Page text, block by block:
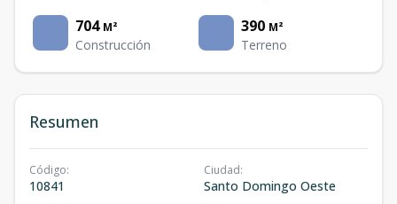
704 M²
Construcción
390 M²
Terreno
Resumen
Código:
10841
Ciudad:
Santo Domingo Oeste